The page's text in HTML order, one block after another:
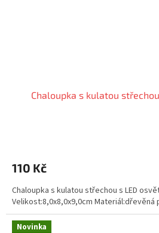
Chaloupka s kulatou
110 Kč
Chaloupka s kulatou střechou s LED
Velikost:8,0x8,0x9,0cm Materiál:dřevěná
Novinka